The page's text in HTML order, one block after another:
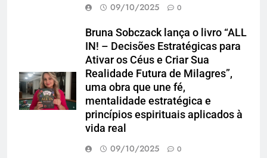
09/10/2025
0
Bruna Sobczack lança o livro “ALL
IN! – Decisões Estratégicas para
Ativar os Céus e Criar Sua
Realidade Futura de Milagres”,
uma obra que une fé,
mentalidade estratégica e
princípios espirituais aplicados à
vida real
09/10/2025
0